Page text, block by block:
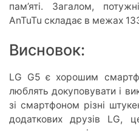
пам’яті. Загалом,
AnTuTu складає в межах
Висновок:
LG G5 є хорошим
люблять докуповувати і
зі смартфоном різні
додаткових друзів LG,